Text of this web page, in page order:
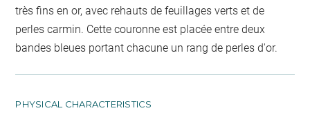
très fins en or, avec rehauts de feuillages verts et de
perles carmin. Cette couronne est placée entre deux
bandes bleues portant chacune un rang de perles d'or.
PHYSICAL CHARACTERISTICS